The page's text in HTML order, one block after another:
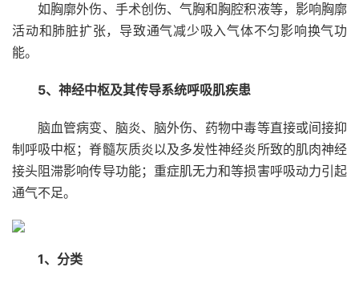
如胸廓外伤、手术创伤、气胸和胸腔积液等，影响胸廓
活动和肺脏扩张，导致通气减少吸入气体不匀影响换气功
能。
5、神经中枢及其传导系统呼吸肌疾患
脑血管病变、脑炎、脑外伤、药物中毒等直接或间接抑
制呼吸中枢；脊髓灰质炎以及多发性神经炎所致的肌肉神经
接头阻滞影响传导功能；重症肌无力和等损害呼吸动力引起
通气不足。
1、分类